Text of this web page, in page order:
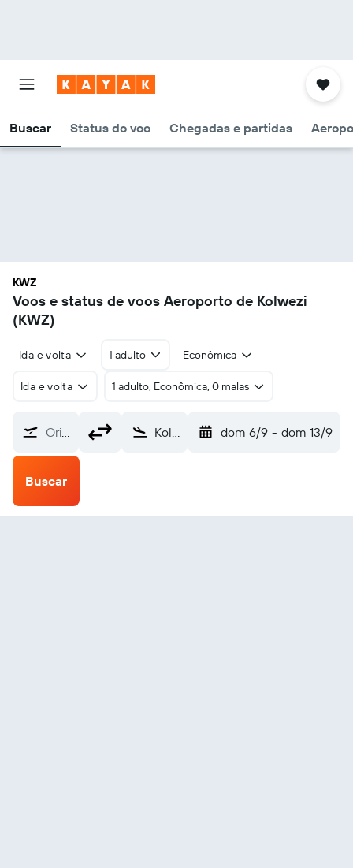
Buscar Status do voo Chegadas e partidas
KWZ
Voos e status de voos Aeroporto de Kolwezi
(KWZ)
Ida e volta 1 adulto Econômica
Ida e volta 1 adulto, Econômica, 0 malas
Origem Kolwezi (KWZ) dom 6/9 - dom 13/9
Buscar